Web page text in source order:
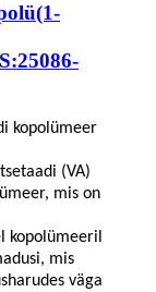
kopolümeer
(VA)
mis on
kopolümeeril
mis
väga